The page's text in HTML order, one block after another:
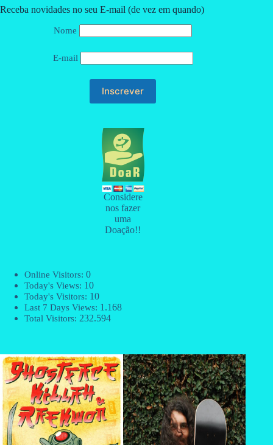
Receba novidades no seu E-mail (de vez em quando)
Nome
E-mail
Considere
nos fazer
uma
Doação!!
Online Visitors: 0
Today's Views: 10
Today's Visitors: 10
Last 7 Days Views: 1.168
Total Visitors: 232.594